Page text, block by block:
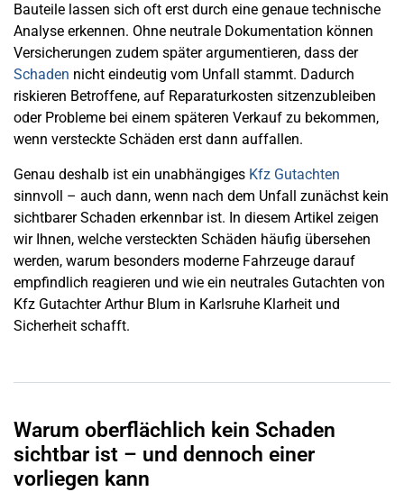
Bauteile lassen sich oft erst durch eine genaue technische
Analyse erkennen. Ohne neutrale Dokumentation können
Versicherungen zudem später argumentieren, dass der
Schaden nicht eindeutig vom Unfall stammt. Dadurch
riskieren Betroffene, auf Reparaturkosten sitzenzubleiben
oder Probleme bei einem späteren Verkauf zu bekommen,
wenn versteckte Schäden erst dann auffallen.
Genau deshalb ist ein unabhängiges Kfz Gutachten
sinnvoll – auch dann, wenn nach dem Unfall zunächst kein
sichtbarer Schaden erkennbar ist. In diesem Artikel zeigen
wir Ihnen, welche versteckten Schäden häufig übersehen
werden, warum besonders moderne Fahrzeuge darauf
empfindlich reagieren und wie ein neutrales Gutachten von
Kfz Gutachter Arthur Blum in Karlsruhe Klarheit und
Sicherheit schafft.
Warum oberflächlich kein Schaden
sichtbar ist – und dennoch einer
vorliegen kann